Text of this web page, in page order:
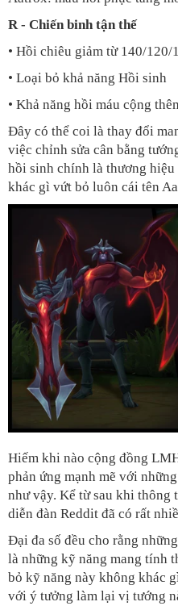
R - Chiến binh tận thế
• Hồi chiêu giảm từ 140/
• Loại bỏ khả năng Hồi sinh
• Khả năng hồi máu cộng
Đây có thể coi là thay đổi
việc chỉnh sửa cân bằng
hồi sinh chính là thương
khác gì vứt bỏ luôn cái tên
Hiếm khi nào cộng đồng
phản ứng mạnh mẽ với
như vậy. Kể từ sau khi thông
diễn đàn Reddit đã có rất
Đại đa số đều cho rằng
là những kỹ năng mang tính
bỏ kỹ năng này không khác
với ý tưởng làm lại vị tướng